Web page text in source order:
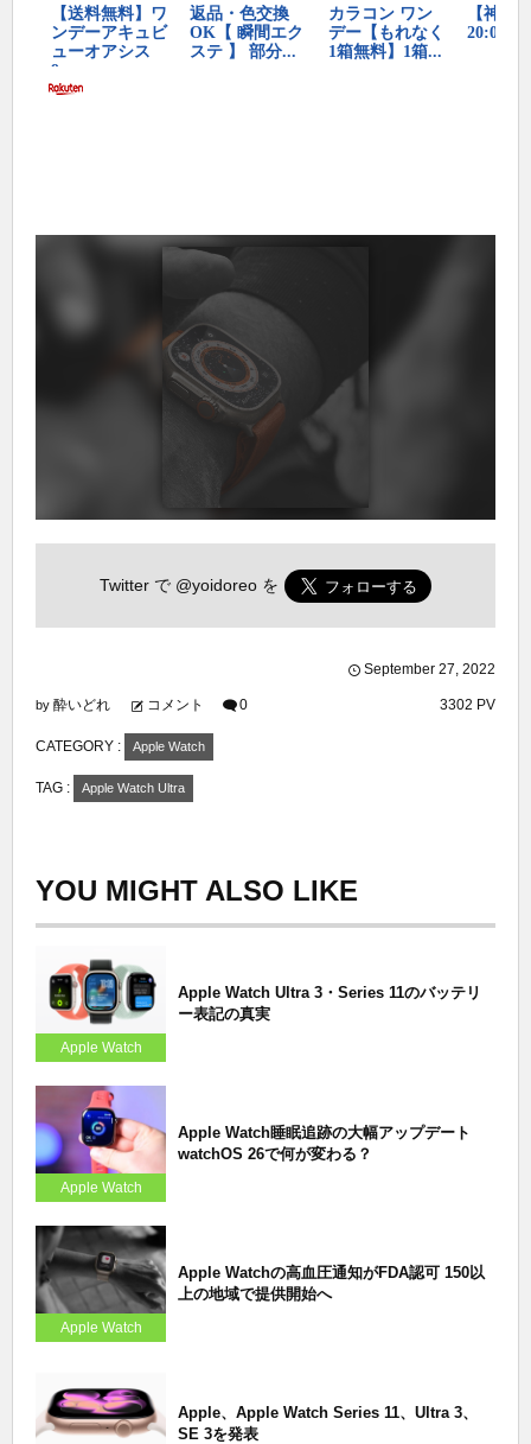
Twitter で @yoidoreo を
September 27, 2022
by 酔いどれ コメント 0 3302 PV
CATEGORY : Apple Watch
TAG : Apple Watch Ultra
YOU MIGHT ALSO LIKE
Apple Watch
Apple Watch Ultra 3・Series 11のバッテリ
ー表記の真実
Apple Watch
Apple Watch睡眠追跡の大幅アップデート
watchOS 26で何が変わる？
Apple Watch
Apple Watchの高血圧通知がFDA認可 150以
上の地域で提供開始へ
Apple、Apple Watch Series 11、Ultra 3、
SE 3を発表